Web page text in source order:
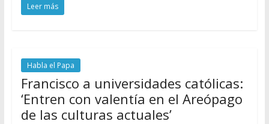
Leer más
Habla el Papa
Francisco a universidades católicas:
‘Entren con valentía en el Areópago
de las culturas actuales’